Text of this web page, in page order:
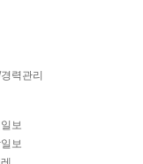
력관리
보
보